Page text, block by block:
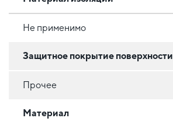
Не применимо
Защитное покрытие поверхности
Прочее
Материал